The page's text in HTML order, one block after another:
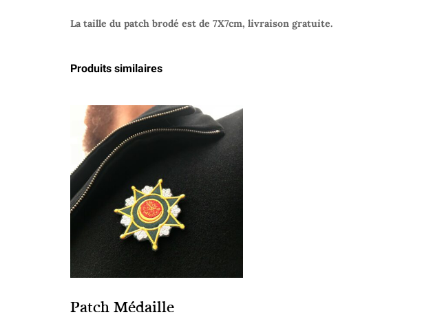
La taille du patch brodé est de 7X7cm, livraison gratuite.
Produits similaires
Patch Médaille